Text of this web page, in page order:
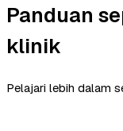
Panduan
klinik
Pelajari lebih dalam